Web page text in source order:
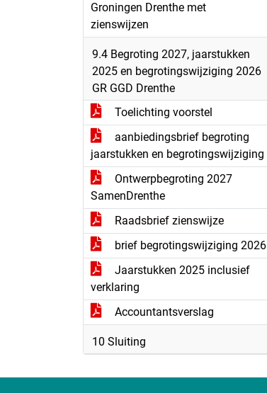
Groningen Drenthe met
zienswijzen
9.4 Begroting 2027, jaarstukken
2025 en begrotingswijziging 2026
GR GGD Drenthe
Toelichting voorstel
aanbiedingsbrief begroting
jaarstukken en begrotingswijziging
Ontwerpbegroting 2027
SamenDrenthe
Raadsbrief zienswijze
brief begrotingswijziging 2026
Jaarstukken 2025 inclusief
verklaring
Accountantsverslag
10 Sluiting